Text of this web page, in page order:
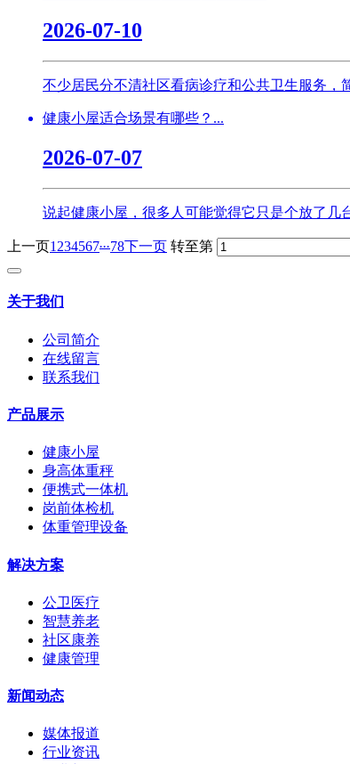
2026-07-10
不少居民分不清社区看病诊疗和公共卫生服务
健康小屋适合场景有哪些？...
2026-07-07
说起健康小屋，很多人可能觉得它只是个放了几
上一页1 234567...78下一页 转至第
关于我们
公司简介
在线留言
联系我们
产品展示
健康小屋
身高体重秤
便携式一体机
岗前体检机
体重管理设备
解决方案
公卫医疗
智慧养老
社区康养
健康管理
新闻动态
媒体报道
行业资讯